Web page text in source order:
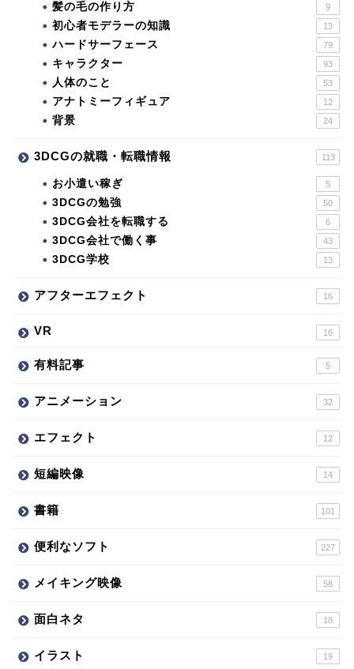
髪の毛の作り方 9
初心者モデラーの知識 13
ハードサーフェース 79
キャラクター 93
人体のこと 53
アナトミーフィギュア 12
背景 24
3DCGの就職・転職情報 113
お小遣い稼ぎ 5
3DCGの勉強 50
3DCG会社を転職する 6
3DCG会社で働く事 43
3DCG学校 13
アフターエフェクト 16
VR 16
有料記事 5
アニメーション 32
エフェクト 12
短編映像 14
書籍 101
便利なソフト 227
メイキング映像 58
面白ネタ 18
イラスト 19